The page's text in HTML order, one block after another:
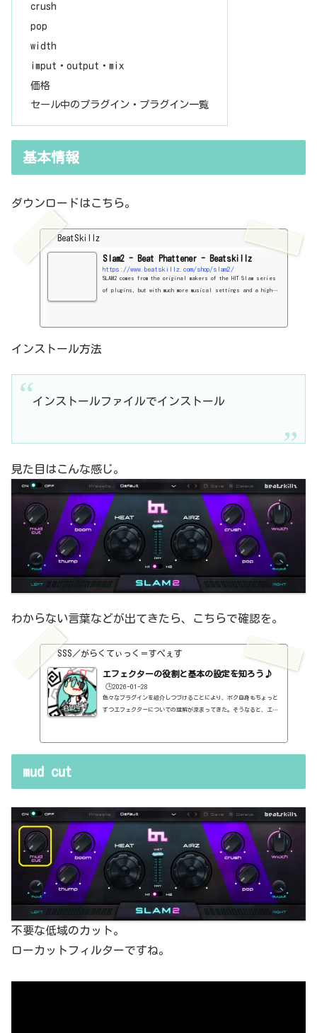
crush
pop
width
imput・output・mix
価格
セール中のプラグイン・プラグイン一覧
基本情報
ダウンロードはこちら。
BeatSkillz
Slam2 - Beat Phattener - Beatskillz
https://www.beatskillz.com/shop/slam2/
SLAM2 comes from the original makers of the HIT Slam series
of plugins, but with much more musical settings and a higher
インストール方法
インストールファイルでインストール
見た目はこんな感じ。
わからない言葉などが出てきたら、こちらで確認を。
SSS／がらくてぃっく＝すぺぇす
エフェクターの役割と基本の設定を知ろう♪
🕒️2026-01-28
色々なプラグインを紹介しつづけることにより、ボク自身もちょっと
ずつエフェクターについての理解が深まってきた。そうなると、エフ
mud cut
不要な低域のカット。
ローカットフィルターですね。